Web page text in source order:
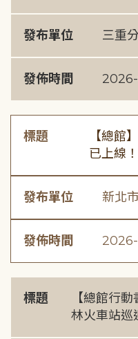
發布單位 三重
發佈時間 2026-
標題
【總館
已上線！
發布單位 新北
發佈時間
標題
【總館行
林火車站巡